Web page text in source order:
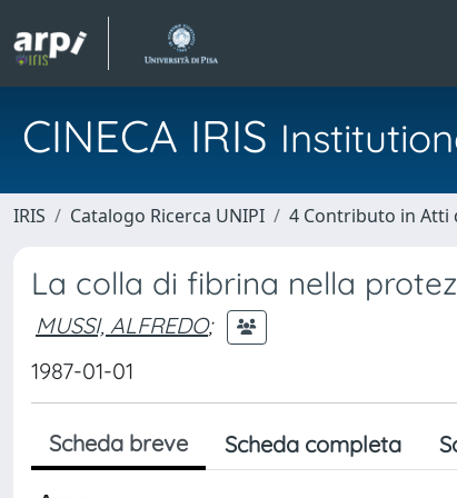
CINECA IRIS
IRIS Catalogo Ricerca UNIPI 4 Contributo in Atti
La colla di fibrina nella
MUSSI, ALFREDO;
1987-01-01
Scheda breve Scheda completa